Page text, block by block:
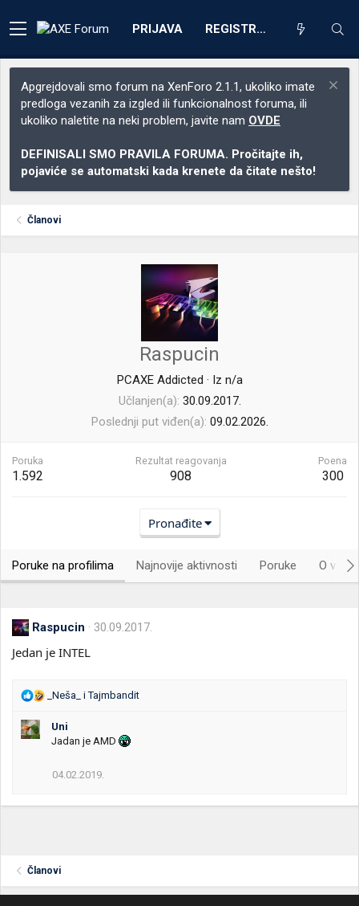
PRIJAVA REGISTRACIJA
Apgrejdovali smo forum na XenForo 2.1.1, ukoliko imate
predloga vezanih za izgled ili funkcionalnost foruma, ili
ukoliko naletite na neki problem, javite nam OVDE
DEFINISALI SMO PRAVILA FORUMA. Pročitajte ih,
pojaviće se automatski kada krenete da čitate nešto!
Članovi
Raspucin
PCAXE Addicted · Iz n/a
Učlanjen(a) 30.09.2017.
Poslednji put viđen(a) 09.02.2026.
Poruka
1.592
Rezultat reagovanja
908
Poena
300
Pronađite
Poruke na profilima Najnovije aktivnosti Poruke O
Raspucin 30.09.2017.
Jedan je INTEL
R
j
_Neša_ iTajmbandit
Uni
Jadan je AMD
04.02.2019.
Članovi